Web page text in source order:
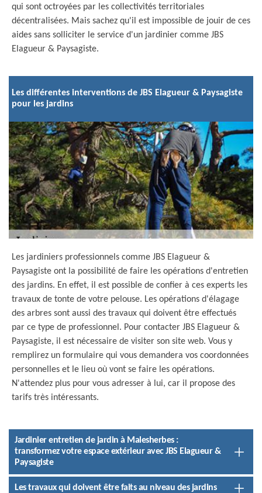
qui sont octroyées par les collectivités territoriales
décentralisées. Mais sachez qu'il est impossible de jouir de ces
aides sans solliciter le service d'un jardinier comme JBS
Elagueur & Paysagiste.
Les différentes interventions de JBS Elagueur & Paysagiste
pour les jardins
Les jardiniers professionnels comme JBS Elagueur &
Paysagiste ont la possibilité de faire les opérations d'entretien
des jardins. En effet, il est possible de confier à ces experts les
travaux de tonte de votre pelouse. Les opérations d'élagage
des arbres sont aussi des travaux qui doivent être effectués
par ce type de professionnel. Pour contacter JBS Elagueur &
Paysagiste, il est nécessaire de visiter son site web. Vous y
remplirez un formulaire qui vous demandera vos coordonnées
personnelles et le lieu où vont se faire les opérations.
N'attendez plus pour vous adresser à lui, car il propose des
tarifs très intéressants.
Jardinier entretien de jardin à Malesherbes :
transformez votre espace extérieur avec JBS Elagueur &
Paysagiste
Les travaux qui doivent être faits au niveau des jardins